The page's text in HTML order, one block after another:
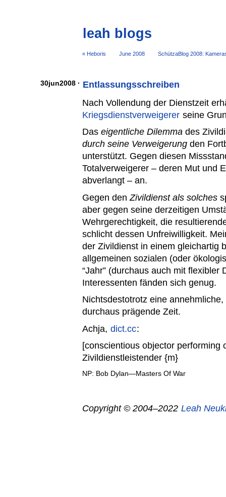
leah blogs
« Heboris June 2008 SchützaBlog 2008:
30jun2008 · Entlassungsschreiben
Nach Vollendung der Dienstzeit
Kriegsdienstverweigerer seine
Daseigentliche Dilemma des
durch seine Verweigerung den
unterstützt. Gegen diesen
Totalverweigerer – deren Mut und
abverlangt – an.
Gegen denZivildienst als solches
aber gegen seine derzeitigen
Wehrgerechtigkeit, die
schlicht dessen Unfreiwilligkeit.
der Zivildienst in einem gleichartig
allgemeinen sozialen (oder
“Jahr” (durchaus auch mit flexibler
Interessenten fänden sich genug.
Nichtsdestotrotz eine
durchaus prägende Zeit.
Achja, dict.cc:
[conscientious objector performing
Zivildienstleistender {m}
NP: Bob Dylan—Masters Of War
Copyright © 2004–2022 Leah